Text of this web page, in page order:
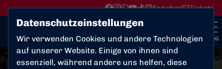
Datenschutzeinstellungen
Wir verwenden Cookies und andere Technologien
auf unserer Website. Einige von ihnen sind
essenziell, während andere uns helfen, diese
Fanshop Tickets
Menü